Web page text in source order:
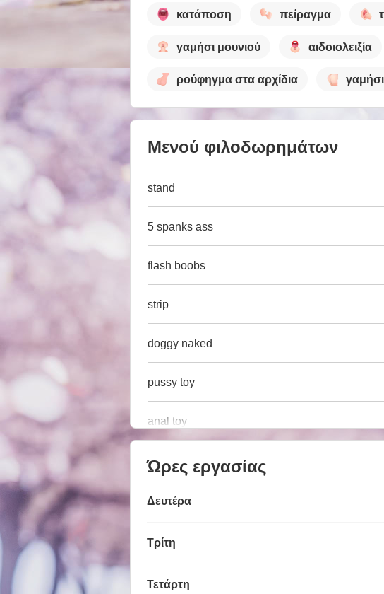
κατάποση πείραγμα
γαμήσι μουνιού αιδοιολειξία
ρούφηγμα στα αρχίδια
Μενού φιλοδωρημάτων
stand
5 spanks ass
flash boobs
strip
doggy naked
pussy toy
anal toy
Ώρες εργασίας
Δευτέρα
Τρίτη
Τετάρτη